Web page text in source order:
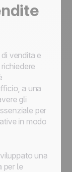
vendita e
a una
gli
per
in modo
una
per le